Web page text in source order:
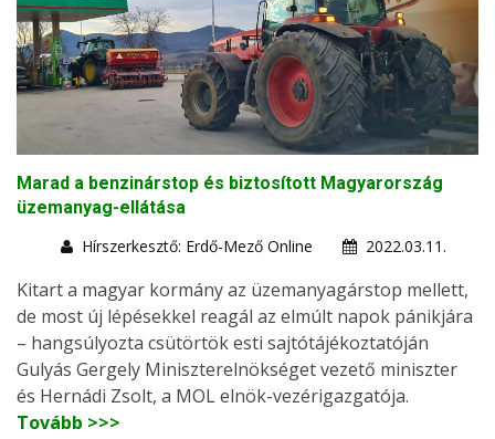
Marad a benzinárstop és biztosított Magyarország
üzemanyag-ellátása
Hírszerkesztő: Erdő-Mező Online
2022.03.11.
Kitart a magyar kormány az üzemanyagárstop mellett,
de most új lépésekkel reagál az elmúlt napok pánikjára
– hangsúlyozta csütörtök esti sajtótájékoztatóján
Gulyás Gergely Miniszterelnökséget vezető miniszter
és Hernádi Zsolt, a MOL elnök-vezérigazgatója.
Tovább >>>